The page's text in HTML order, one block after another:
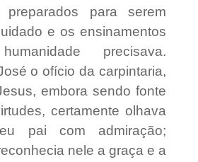
para serem
e os ensinamentos
precisava.
o ofício da carpintaria,
embora sendo fonte
certamente olhava
pai com admiração;
nele a graça e a